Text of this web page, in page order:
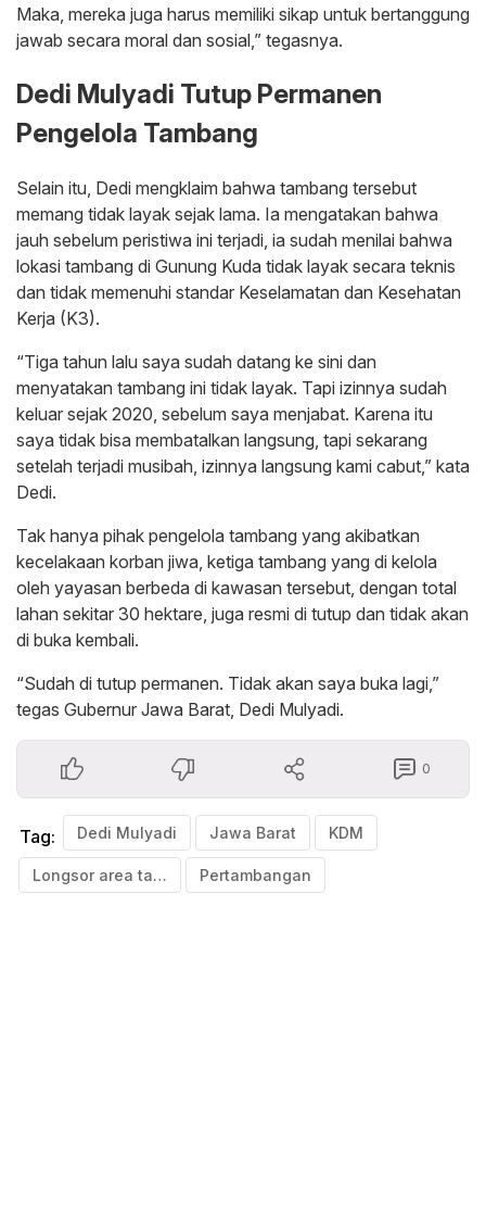
Maka, mereka juga harus memiliki sikap untuk bertanggung
jawab secara moral dan sosial,” tegasnya.
Dedi Mulyadi Tutup Permanen
Pengelola Tambang
Selain itu, Dedi mengklaim bahwa tambang tersebut
memang tidak layak sejak lama. Ia mengatakan bahwa
jauh sebelum peristiwa ini terjadi, ia sudah menilai bahwa
lokasi tambang di Gunung Kuda tidak layak secara teknis
dan tidak memenuhi standar Keselamatan dan Kesehatan
Kerja (K3).
“Tiga tahun lalu saya sudah datang ke sini dan
menyatakan tambang ini tidak layak. Tapi izinnya sudah
keluar sejak 2020, sebelum saya menjabat. Karena itu
saya tidak bisa membatalkan langsung, tapi sekarang
setelah terjadi musibah, izinnya langsung kami cabut,” kata
Dedi.
Tak hanya pihak pengelola tambang yang akibatkan
kecelakaan korban jiwa, ketiga tambang yang di kelola
oleh yayasan berbeda di kawasan tersebut, dengan total
lahan sekitar 30 hektare, juga resmi di tutup dan tidak akan
di buka kembali.
“Sudah di tutup permanen. Tidak akan saya buka lagi,”
tegas Gubernur Jawa Barat, Dedi Mulyadi.
0
Tag: Dedi Mulyadi Jawa Barat KDM
Longsor area tambang Gunung Kuda Pertambangan